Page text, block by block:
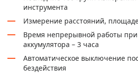
инструмента
Измерение расстояний,
Время непрерывной работы
аккумулятора – 3 часа
Автоматическое выключение
бездействия